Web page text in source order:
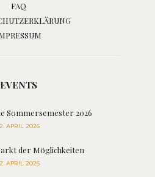
FAQ
EVENTS
Sommersemester 2026
APRIL 2026
der Möglichkeiten
APRIL 2026